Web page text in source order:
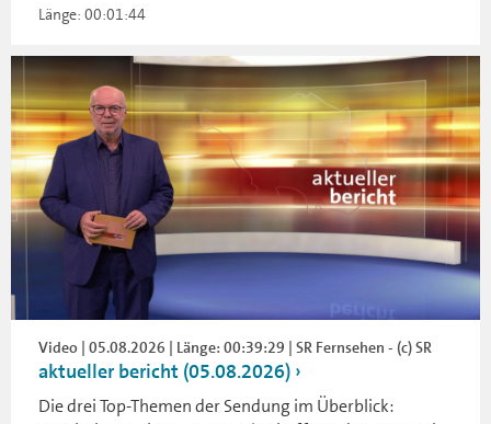
Länge: 00:01:44
Video | 05.08.2026 | Länge: 00:39:29 | SR Fernsehen - (c) SR
aktueller bericht (05.08.2026)
Die drei Top-Themen der Sendung im Überblick: